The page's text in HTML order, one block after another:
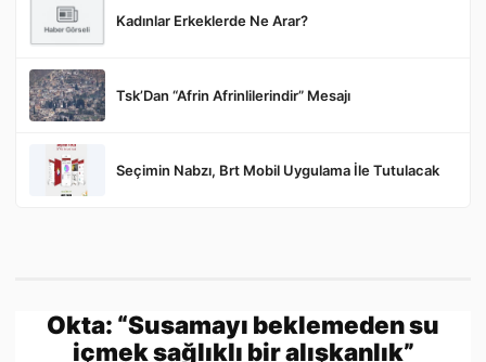
Kadınlar Erkeklerde Ne Arar?
Tsk’Dan “Afrin Afrinlilerindir” Mesajı
Seçimin Nabzı, Brt Mobil Uygulama İle Tutulacak
Okta: “Susamayı beklemeden su
içmek sağlıklı bir alışkanlık”